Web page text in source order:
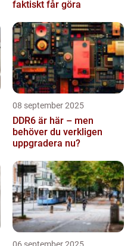
faktiskt får göra
08 september 2025
DDR6 är här – men
behöver du verkligen
uppgradera nu?